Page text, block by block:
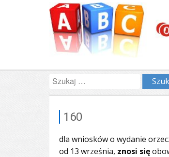
160
dla wniosków o wydanie
od 13 września, znosi się